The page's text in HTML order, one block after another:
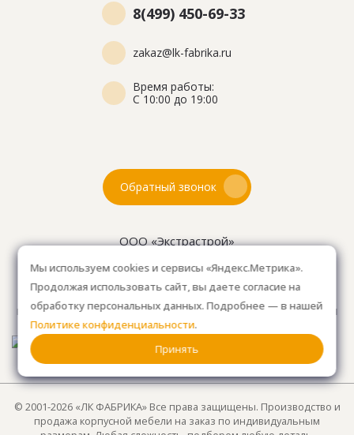
8(499) 450-69-33
zakaz@lk-fabrika.ru
Время работы:
С 10:00 до 19:00
Обратный звонок
ООО «Экстрастрой»
ОГРН 1157746804753
Как проехать: 15км от Мкад, в среднем 10-15 мин. на
машине.Для клиентов без авто, оплачиваем такси
от м. Анино.
© 2001-2026 «ЛК ФАБРИКА» Все права защищены. Производство и
продажа корпусной мебели на заказ по индивидуальным
Мы используем cookies и сервисы «Яндекс.Метрика».
Продолжая использовать сайт, вы даете согласие на
обработку персональных данных. Подробнее — в нашей
Политике конфиденциальности.
Принять